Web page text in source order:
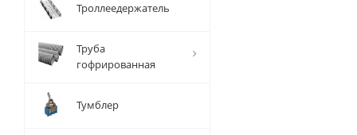
Троллеедержатель
Труба
гофрированная
Тумблер